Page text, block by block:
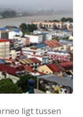
ligt tussen